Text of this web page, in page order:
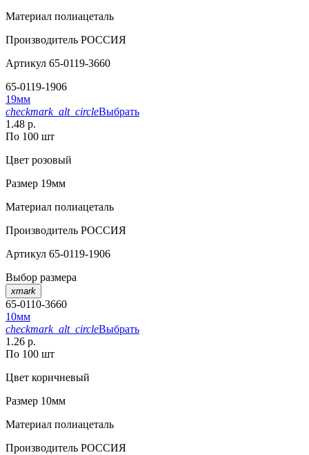
Материал полиацеталь
Производитель РОССИЯ
Артикул 65-0119-3660
65-0119-1906
19мм
checkmark_alt_circleВыбрать
1.48 р.
По 100 шт
Цвет розовый
Размер 19мм
Материал полиацеталь
Производитель РОССИЯ
Артикул 65-0119-1906
Выбор размера
xmark
65-0110-3660
10мм
checkmark_alt_circleВыбрать
1.26 р.
По 100 шт
Цвет коричневый
Размер 10мм
Материал полиацеталь
Производитель РОССИЯ